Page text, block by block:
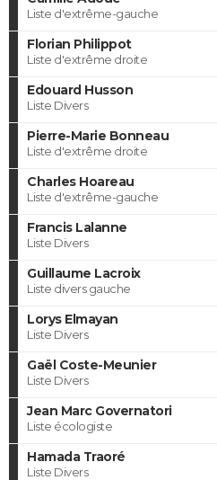
Liste d'extrême-gauche
Florian Philippot
Liste d'extrême droite
Edouard Husson
Liste Divers
Pierre-Marie Bonneau
Liste d'extrême droite
Charles Hoareau
Liste d'extrême-gauche
Francis Lalanne
Liste Divers
Guillaume Lacroix
Liste divers gauche
Lorys Elmayan
Liste Divers
Gaël Coste-Meunier
Liste Divers
Jean Marc Governatori
Liste écologiste
Hamada Traoré
Liste Divers